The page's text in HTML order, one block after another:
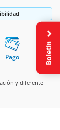
Pago
y diferente
Boletín